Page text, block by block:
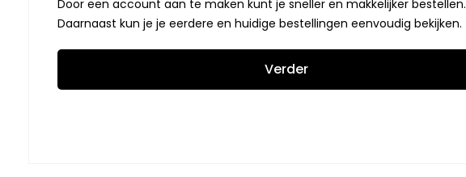
Door een account aan te maken kunt je sneller en makkelijker bestellen.
Daarnaast kun je je eerdere en huidige bestellingen eenvoudig bekijken.
Verder